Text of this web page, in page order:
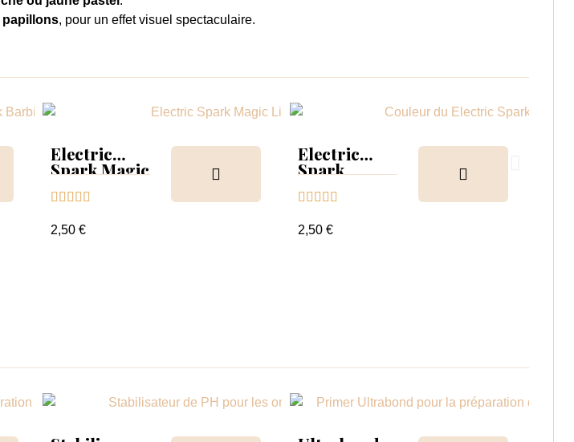
papillons, pour un effet visuel spectaculaire.
Electric
Spark Magic
    
2,50 €
Electric
Spark
    
2,50 €